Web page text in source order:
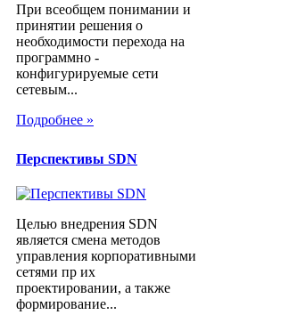
При всеобщем понимании и
принятии решения о
необходимости перехода на
программно -
конфигурируемые сети
сетевым...
Подробнее »
Перспективы SDN
Целью внедрения SDN
является смена методов
управления корпоративными
сетями пр их
проектировании, а также
формирование...